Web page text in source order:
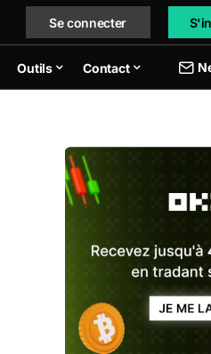
Se connecter
Outils Contact